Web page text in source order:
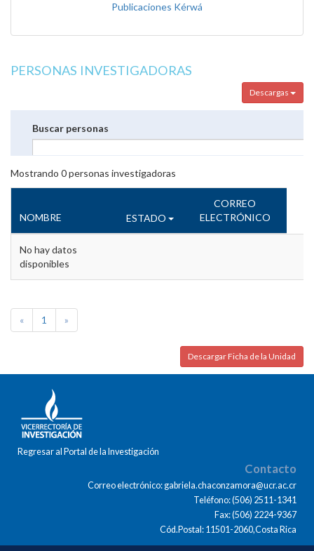
Publicaciones Kérwá
PERSONAS INVESTIGADORAS
Descargas
Buscar personas
Mostrando 0personas investigadoras
NOMBRE ESTADO
CORREO
ELECTRÓNICO
No hay datos
disponibles
« 1 »
Descargar Ficha de la Unidad
Regresar al Portal de la Investigación
Contacto
Correo electrónico: gabriela.chaconzamora@ucr.ac.cr
Teléfono: (506) 2511-1341
Fax: (506) 2224-9367
Cód.Postal: 11501-2060,Costa Rica